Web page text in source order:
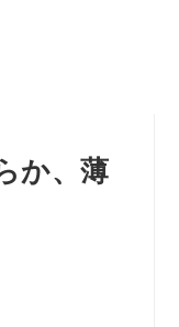
か、薄